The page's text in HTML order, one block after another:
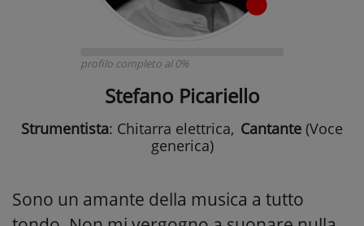
profilo completo al 0%
Stefano Picariello
Strumentista: Chitarra elettrica, Cantante (Voce
generica)
Sono un amante della musica a tutto